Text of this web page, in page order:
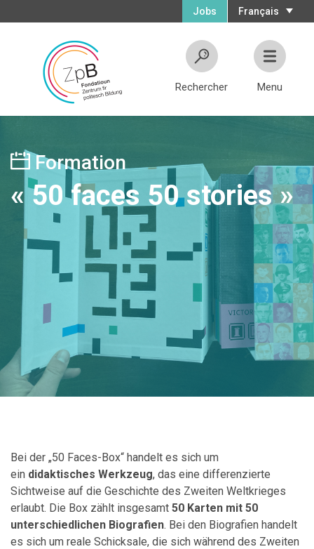
Français
Jobs
Rechercher Menu
Formation
« 50 faces 50 stories »
Bei der „50 Faces-Box“ handelt es sich um
ein didaktisches Werkzeug, das eine differenzierte
Sichtweise auf die Geschichte des Zweiten Weltkrieges
erlaubt. Die Box zählt insgesamt 50 Karten mit 50
unterschiedlichen Biografien. Bei den Biografien handelt
es sich um reale Schicksale, die sich während des Zweiten